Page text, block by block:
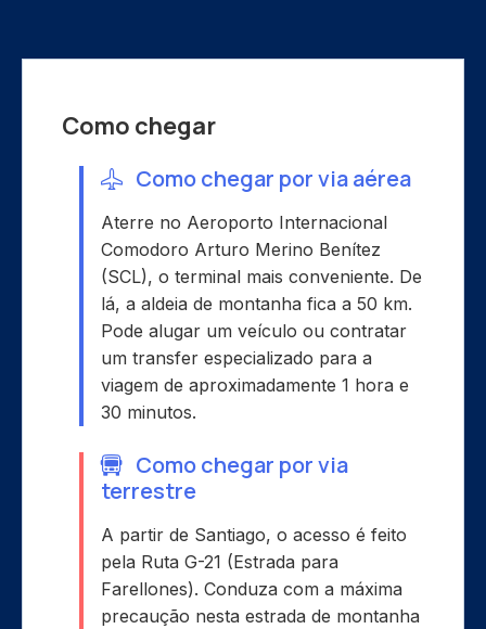
Como chegar
Como chegar por via aérea
Aterre no Aeroporto Internacional
Comodoro Arturo Merino Benítez
(SCL), o terminal mais conveniente. De
lá, a aldeia de montanha fica a 50 km.
Pode alugar um veículo ou contratar
um transfer especializado para a
viagem de aproximadamente 1 hora e
30 minutos.
Como chegar por via
terrestre
A partir de Santiago, o acesso é feito
pela Ruta G-21 (Estrada para
Farellones). Conduza com a máxima
precaução nesta estrada de montanha